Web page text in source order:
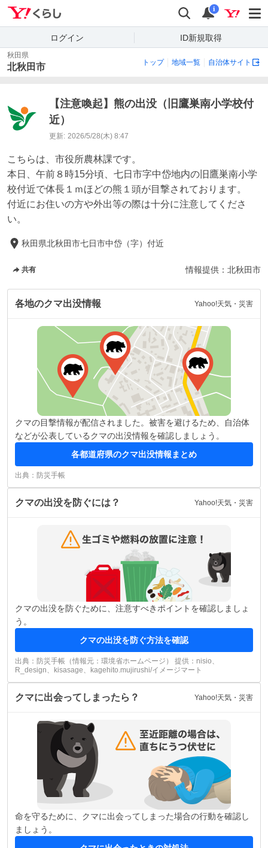
検索 通知
i
ログイン ID新規取得
秋田県
北秋田市 トップ 地域一覧 自治体サイト
【注意喚起】熊の出没（旧鷹巣南小学校付
近）
更新: 2026/5/28(木) 8:47
こちらは、市役所農林課です。
本日、午前８時15分頃、七日市字中岱地内の旧鷹巣南小学
校付近で体長１ｍほどの熊１頭が目撃されております。
付近にお住いの方や外出等の際は十分に注意してくださ
い。
秋田県北秋田市七日市中岱（字）付近
共有 情報提供： 北秋田市
各地のクマ出没情報 Yahoo!天気・災害
クマの目撃情報が配信されました。被害を避けるため、自治体
などが公表しているクマの出没情報を確認しましょう。
各都道府県のクマ出没情報まとめ
出典：防災手帳
クマの出没を防ぐには？ Yahoo!天気・災害
クマの出没を防ぐために、注意すべきポイントを確認しましょ
う。
クマの出没を防ぐ方法を確認
出典：防災手帳（情報元：環境省ホームページ） 提供：nisio、
R_design、kisasage、kagehito.mujirushi/イメージマート
クマに出会ってしまったら？ Yahoo!天気・災害
命を守るために、クマに出会ってしまった場合の行動を確認し
ましょう。